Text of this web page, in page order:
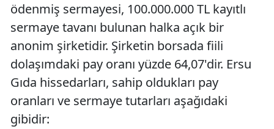
ödenmiş sermayesi, 100.000.000 TL kayıtlı
sermaye tavanı bulunan halka açık bir
anonim şirketidir. Şirketin borsada fiili
dolaşımdaki pay oranı yüzde 64,07'dir. Ersu
Gıda hissedarları, sahip oldukları pay
oranları ve sermaye tutarları aşağıdaki
gibidir: